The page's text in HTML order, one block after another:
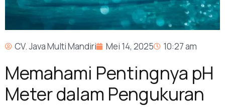
CV. Java Multi Mandiri Mei 14, 2025 10:27 am
Memahami Pentingnya pH
Meter dalam Pengukuran